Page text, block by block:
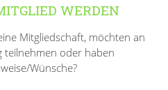
WERDEN
Mitgliedschaft, möchten an
teilnehmen oder haben
Wünsche?